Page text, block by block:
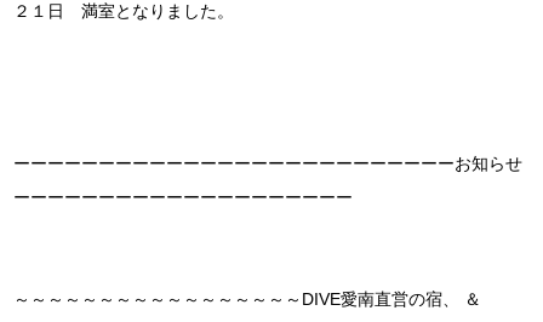
２１日 満室となりました。
ーーーーーーーーーーーーーーーーーーーーーーーーーーお知らせ
ーーーーーーーーーーーーーーーーーーーー
～～～～～～～～～～～～～～～～～DIVE愛南直営の宿、 ＆